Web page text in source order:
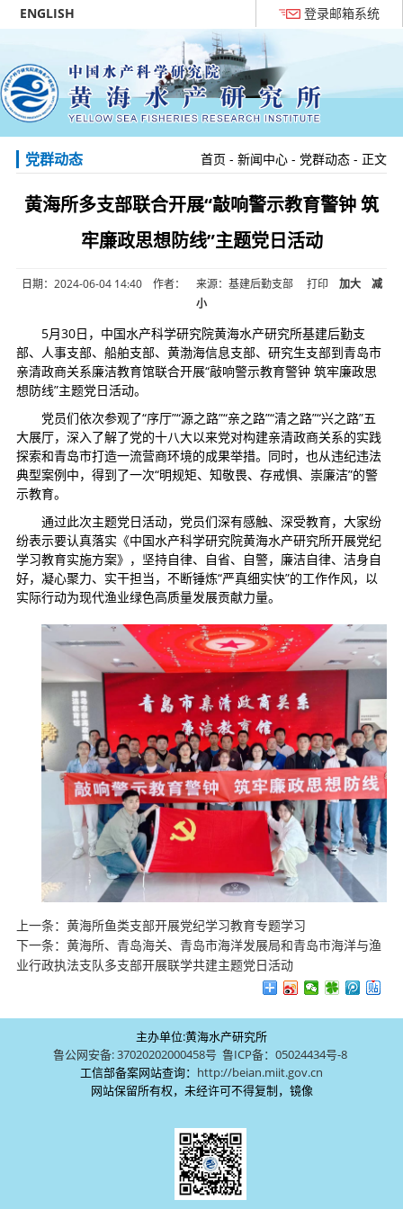
ENGLISH 登录邮箱系统
党群动态 首页 -新闻中心 - 党群动态 - 正文
黄海所多支部联合开展“敲响警示教育警钟 筑
牢廉政思想防线”主题党日活动
日期：2024-06-04 14:40 作者： 来源：基建后勤支部 打印 加大
减
小
5月30日，中国水产科学研究院黄海水产研究所基建后勤支
部、人事支部、船舶支部、黄渤海信息支部、研究生支部到青岛市
亲清政商关系廉洁教育馆联合开展“敲响警示教育警钟 筑牢廉政思
想防线”主题党日活动。
党员们依次参观了“序厅”“源之路”“亲之路”“清之路”“兴之路”五
大展厅，深入了解了党的十八大以来党对构建亲清政商关系的实践
探索和青岛市打造一流营商环境的成果举措。同时，也从违纪违法
典型案例中，得到了一次“明规矩、知敬畏、存戒惧、崇廉洁”的警
示教育。
通过此次主题党日活动，党员们深有感触、深受教育，大家纷
纷表示要认真落实《中国水产科学研究院黄海水产研究所开展党纪
学习教育实施方案》，坚持自律、自省、自警，廉洁自律、洁身自
好，凝心聚力、实干担当，不断锤炼“严真细实快”的工作作风，以
实际行动为现代渔业绿色高质量发展贡献力量。
上一条： 黄海所鱼类支部开展党纪学习教育专题学习
下一条： 黄海所、青岛海关、青岛市海洋发展局和青岛市海洋与渔
业行政执法支队多支部开展联学共建主题党日活动
主办单位:黄海水产研究所
鲁公网安备: 37020202000458号 鲁ICP备：05024434号-8
工信部备案网站查询： http://beian.miit.gov.cn
网站保留所有权，未经许可不得复制，镜像